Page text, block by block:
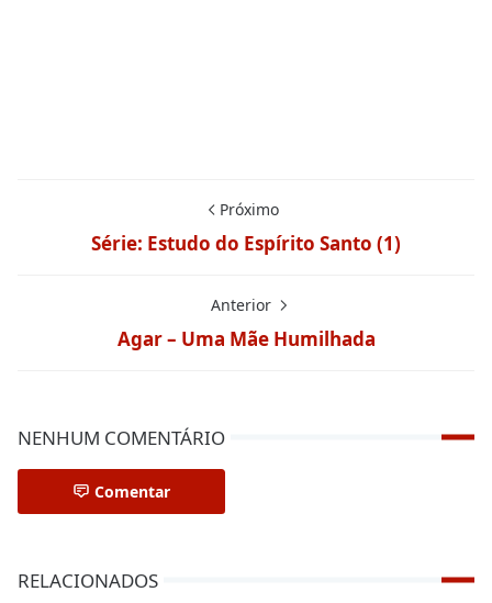
Próximo
Série: Estudo do Espírito Santo (1)
Anterior
Agar – Uma Mãe Humilhada
NENHUM COMENTÁRIO
Comentar
RELACIONADOS